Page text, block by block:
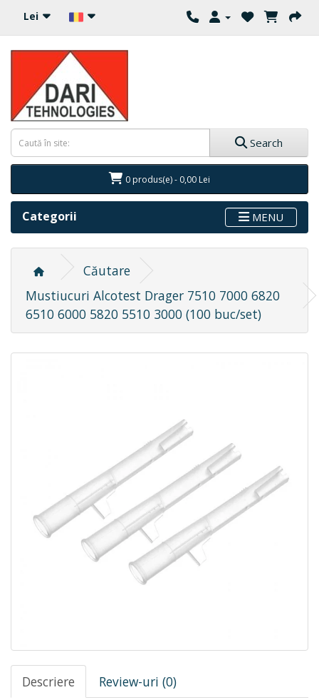
Lei
Search
0 produs(e) - 0,00 Lei
Categorii MENU
Căutare
Mustiucuri Alcotest Drager 7510 7000 6820
6510 6000 5820 5510 3000 (100 buc/set)
Descriere Review-uri (0)